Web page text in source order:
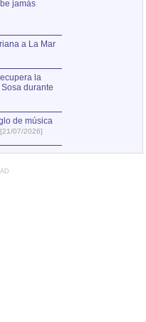
jamás
a La Mar
la
durante
de música
[21/07/2026]